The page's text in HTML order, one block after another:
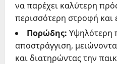
να παρέχει καλύτερη
περισσότερη στροφή και
Πορώδης: Υψηλότερη
αποστράγγιση,
και διατηρώντας την